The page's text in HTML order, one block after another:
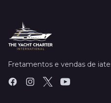
Fretamentos e vendas de